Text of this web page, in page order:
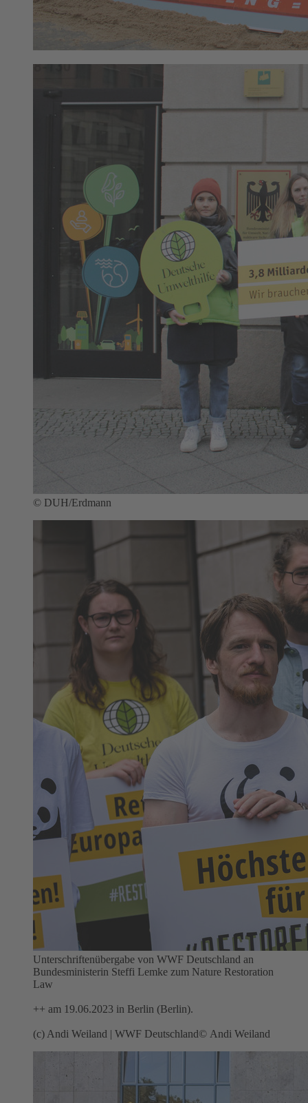
© DUH/Erdmann
Unterschriftenübergabe von WWF Deutschland an
Bundesministerin Steffi Lemke zum Nature Restoration
Law
++ am 19.06.2023 in Berlin (Berlin).
(c) Andi Weiland | WWF Deutschland© Andi Weiland